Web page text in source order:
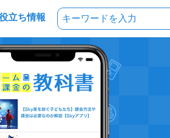
立ち情報